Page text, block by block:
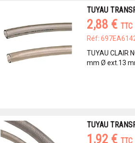
TUYAU
2,88 € TTC
Réf:
TUYAU CLAIR
mm Ø ext.13
TUYAU
1,92 € TTC